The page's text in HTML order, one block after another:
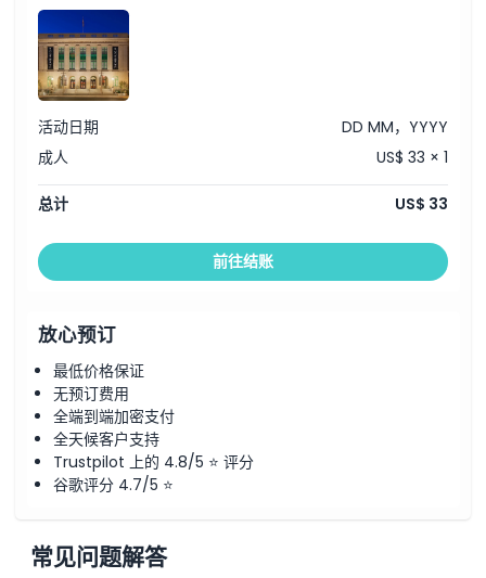
如何到达那里
如何兑换
取消政策
活动日期
DD MM，YYYY
成人
US$ 33 × 1
总计 US$ 33
前往结账
放心预订
最低价格保证
无预订费用
全端到端加密支付
全天候客户支持
Trustpilot 上的 4.8/5 ⭐ 评分
谷歌评分 4.7/5 ⭐
常见问题解答